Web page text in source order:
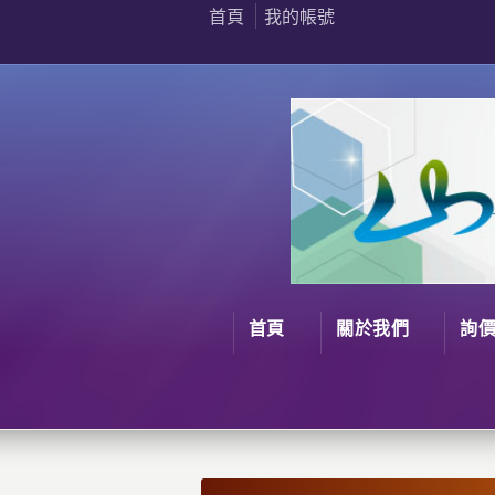
首頁 我的帳號
首頁 關於我們 詢